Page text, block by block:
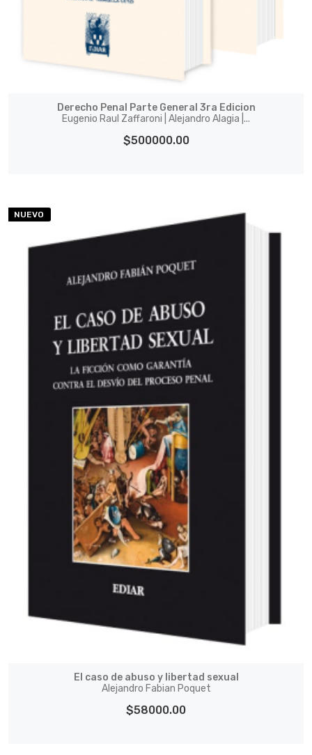
Derecho Penal Parte General 3ra Edicion
Eugenio Raul Zaffaroni | Alejandro Alagia |...
$500000.00
NUEVO
El caso de abuso y libertad sexual
Alejandro Fabian Poquet
$58000.00